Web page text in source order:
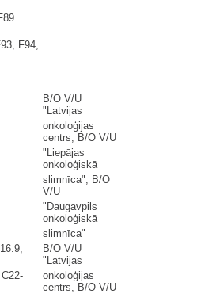
F94,
B/O V/U
"Latvijas
onkoloģijas
centrs, B/O V/U
"Liepājas
onkoloģiskā
slimnīca", B/O
V/U
"Daugavpils
onkoloģiskā
slimnīca"
B/O V/U
"Latvijas
onkoloģijas
centrs, B/O V/U